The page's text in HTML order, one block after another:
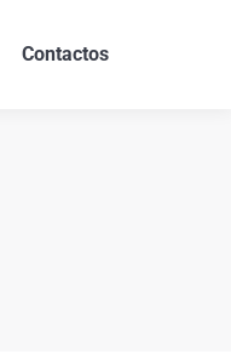
Contactos